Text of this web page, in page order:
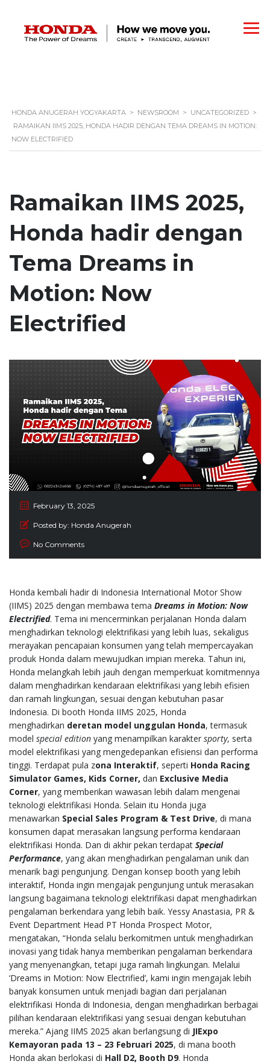
HONDA ANUGERAH YOGYAKARTA > NEWSROOM > UNCATEGORIZED >
RAMAIKAN IIMS 2025, HONDA HADIR DENGAN TEMA DREAMS IN MOTION:
NOW ELECTRIFIED
Ramaikan IIMS 2025,
Honda hadir dengan
Tema Dreams in
Motion: Now
Electrified
February 13, 2025
Posted by: Honda Anugerah
No Comments
Honda kembali hadir di Indonesia International Motor Show
(IIMS) 2025 dengan membawa tema Dreams in Motion: Now
Electrified. Tema ini mencerminkan perjalanan Honda dalam
menghadirkan teknologi elektrifikasi yang lebih luas, sekaligus
merayakan pencapaian konsumen yang telah mempercayakan
produk Honda dalam mewujudkan impian mereka. Tahun ini,
Honda melangkah lebih jauh dengan memperkuat komitmennya
dalam menghadirkan kendaraan elektrifikasi yang lebih efisien
dan ramah lingkungan, sesuai dengan kebutuhan pasar
Indonesia. Di booth Honda IIMS 2025, Honda
menghadirkan deretan model unggulan Honda, termasuk
model special edition yang menampilkan karakter sporty, serta
model elektrifikasi yang mengedepankan efisiensi dan performa
tinggi. Terdapat pula zona Interaktif, seperti Honda Racing
Simulator Games, Kids Corner, dan Exclusive Media
Corner, yang memberikan wawasan lebih dalam mengenai
teknologi elektrifikasi Honda. Selain itu Honda juga
menawarkan Special Sales Program & Test Drive, di mana
konsumen dapat merasakan langsung performa kendaraan
elektrifikasi Honda. Dan di akhir pekan terdapat Special
Performance, yang akan menghadirkan pengalaman unik dan
menarik bagi pengunjung. Dengan konsep booth yang lebih
interaktif, Honda ingin mengajak pengunjung untuk merasakan
langsung bagaimana teknologi elektrifikasi dapat menghadirkan
pengalaman berkendara yang lebih baik. Yessy Anastasia, PR &
Event Department Head PT Honda Prospect Motor,
mengatakan, “Honda selalu berkomitmen untuk menghadirkan
inovasi yang tidak hanya memberikan pengalaman berkendara
yang menyenangkan, tetapi juga ramah lingkungan. Melalui
‘Dreams in Motion: Now Electrified’, kami ingin mengajak lebih
banyak konsumen untuk menjadi bagian dari perjalanan
elektrifikasi Honda di Indonesia, dengan menghadirkan berbagai
pilihan kendaraan elektrifikasi yang sesuai dengan kebutuhan
mereka.” Ajang IIMS 2025 akan berlangsung di JIExpo
Kemayoran pada 13 – 23 Februari 2025, di mana booth
Honda akan berlokasi di Hall D2, Booth D9. Honda